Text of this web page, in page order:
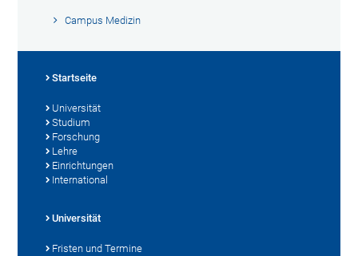
Campus Medizin
Startseite
Universität
Studium
Forschung
Lehre
Einrichtungen
International
Universität
Fristen und Termine